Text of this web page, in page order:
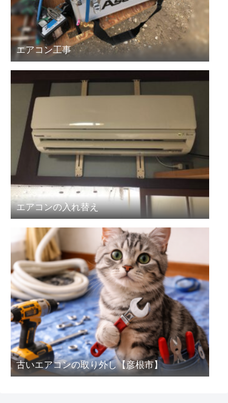
エアコン工事
エアコンの入れ替え
古いエアコンの取り外し【彦根市】